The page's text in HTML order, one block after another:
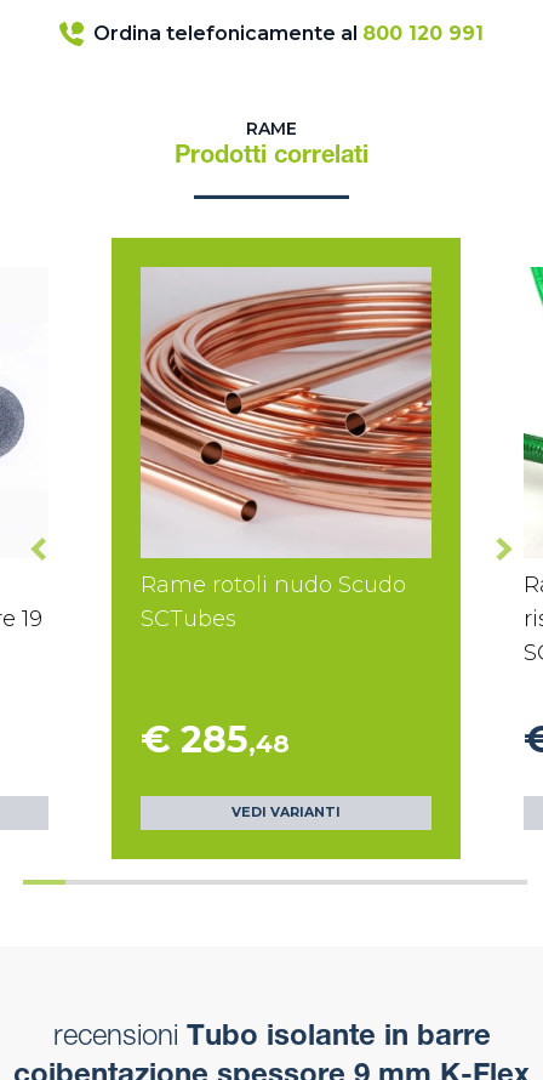
Ordina telefonicamente al 800 120 991
RAME
Prodotti correlati
19
Rame rotoli nudo Scudo
SCTubes
€ 285,48
VEDI VARIANTI
recensioni Tubo isolante in barre